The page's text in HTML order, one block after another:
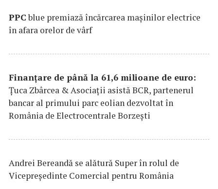
PPCblue premiază încărcarea maşinilor electrice
în afara orelor de vârf
Finanțare de până la 61,6 milioane de euro:
Țuca Zbârcea & Asociații asistă BCR, partenerul
bancar al primului parc eolian dezvoltat în
România de Electrocentrale Borzești
Andrei Bereandă se alătură Super în rolul de
Vicepreședinte Comercial pentru România